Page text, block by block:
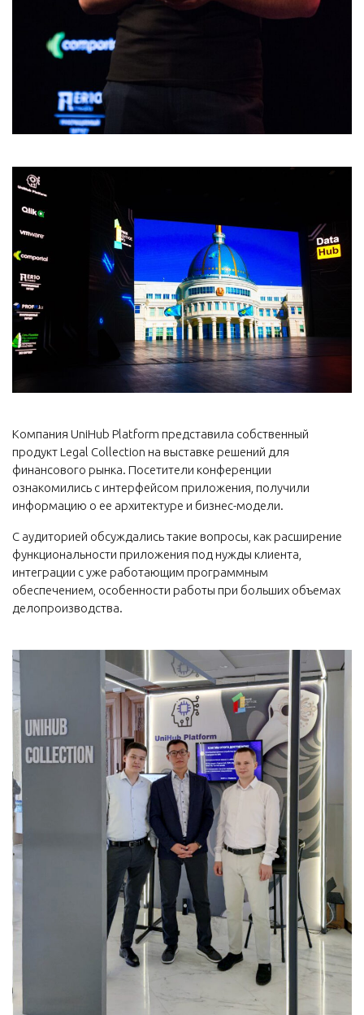
Компания UniHub Platform представила собственный
продукт Legal Collection на выставке решений для
финансового рынка. Посетители конференции
ознакомились с интерфейсом приложения, получили
информацию о ее архитектуре и бизнес-модели.
С аудиторией обсуждались такие вопросы, как расширение
функциональности приложения под нужды клиента,
интеграции с уже работающим программным
обеспечением, особенности работы при больших объемах
делопроизводства.